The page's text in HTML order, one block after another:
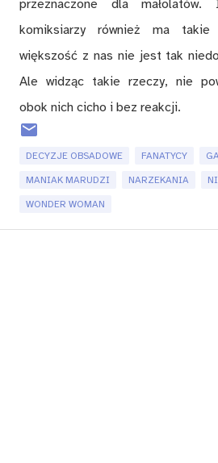
przeznaczone dla
komiksiarzy również ma
większość z nas nie jest tak
Ale widząc takie rzeczy, nie
obok nich cicho i bez reakcji.
DECYZJE OBSADOWE FANATYCY
MANIAK MARUDZI NARZEKANIA
WONDER WOMAN